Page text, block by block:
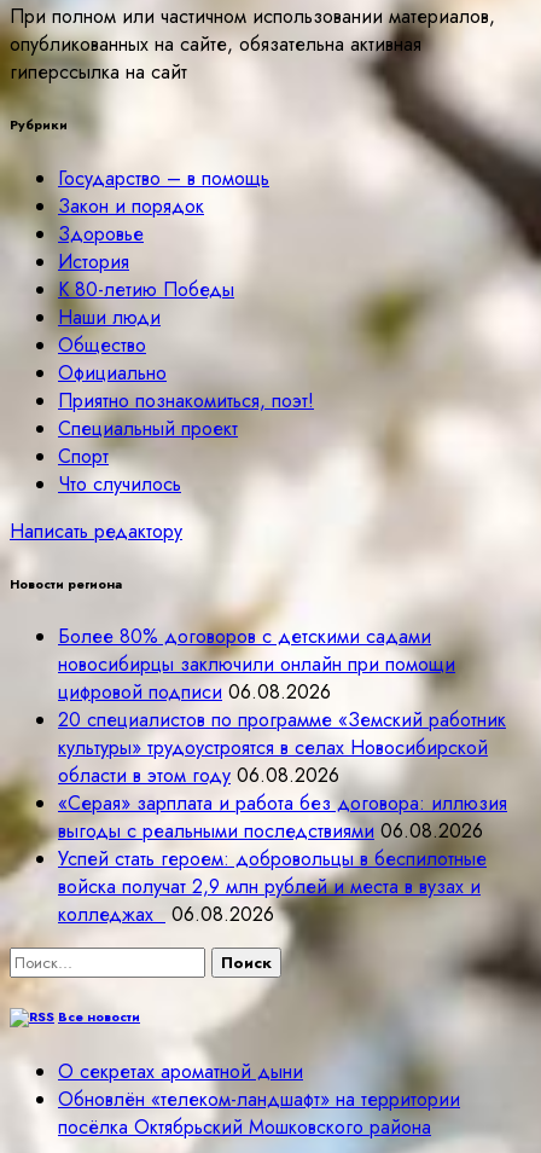
При полном или частичном использовании материалов,
опубликованных на сайте, обязательна активная
гиперссылка на сайт
Рубрики
Государство – в помощь
Закон и порядок
Здоровье
История
К 80-летию Победы
Наши люди
Общество
Официально
Приятно познакомиться, поэт!
Специальный проект
Спорт
Что случилось
Написать редактору
Новости региона
Более 80% договоров с детскими садами
новосибирцы заключили онлайн при помощи
цифровой подписи 06.08.2026
20 специалистов по программе «Земский работник
культуры» трудоустроятся в селах Новосибирской
области в этом году 06.08.2026
«Серая» зарплата и работа без договора: иллюзия
выгоды с реальными последствиями 06.08.2026
Успей стать героем: добровольцы в беспилотные
войска получат 2,9 млн рублей и места в вузах и
колледжах
06.08.2026
Найти:
Все новости
О секретах ароматной дыни
Обновлён «телеком-ландшафт» на территории
посёлка Октябрьский Мошковского района